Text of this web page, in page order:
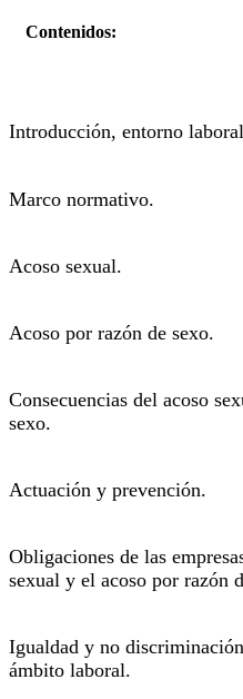
Contenidos:
Introducción, entorno
Marco normativo.
Acoso sexual.
Acoso por razón de sexo.
Consecuencias del acoso
sexo.
Actuación y prevención.
Obligaciones de las
sexual y el acoso por razón
Igualdad y no
ámbito laboral.